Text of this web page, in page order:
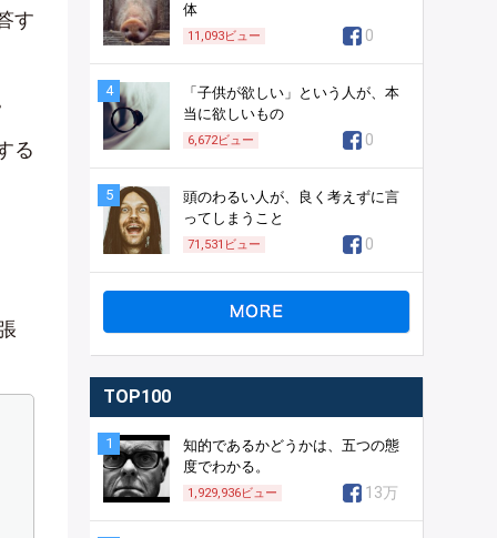
す
る
体
11,093ビュー 0
4
「子供が欲しい」という人が、本
当に欲しいもの
6,672ビュー 0
5
頭のわるい人が、良く考えずに言
ってしまうこと
71,531 ビュー 0
TOP100
1
知的であるかどうかは、五つの態
度でわかる。
1,929,936ビュー 13万